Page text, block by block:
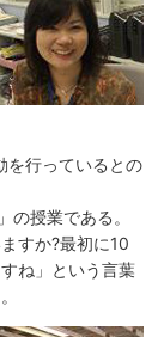
を行っているとの
授業である。
すか?最初に10
ね」という言葉